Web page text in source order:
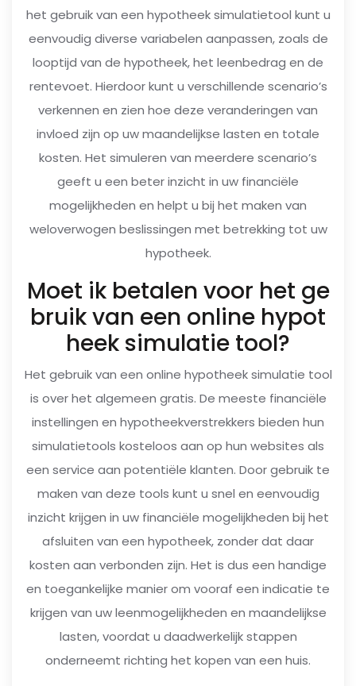
het gebruik van een hypotheek simulatietool kunt u
eenvoudig diverse variabelen aanpassen, zoals de
looptijd van de hypotheek, het leenbedrag en de
rentevoet. Hierdoor kunt u verschillende scenario’s
verkennen en zien hoe deze veranderingen van
invloed zijn op uw maandelijkse lasten en totale
kosten. Het simuleren van meerdere scenario’s
geeft u een beter inzicht in uw financiële
mogelijkheden en helpt u bij het maken van
weloverwogen beslissingen met betrekking tot uw
hypotheek.
Moet ik betalen voor het ge
bruik van een online hypot
heek simulatie tool?
Het gebruik van een online hypotheek simulatie tool
is over het algemeen gratis. De meeste financiële
instellingen en hypotheekverstrekkers bieden hun
simulatietools kosteloos aan op hun websites als
een service aan potentiële klanten. Door gebruik te
maken van deze tools kunt u snel en eenvoudig
inzicht krijgen in uw financiële mogelijkheden bij het
afsluiten van een hypotheek, zonder dat daar
kosten aan verbonden zijn. Het is dus een handige
en toegankelijke manier om vooraf een indicatie te
krijgen van uw leenmogelijkheden en maandelijkse
lasten, voordat u daadwerkelijk stappen
onderneemt richting het kopen van een huis.